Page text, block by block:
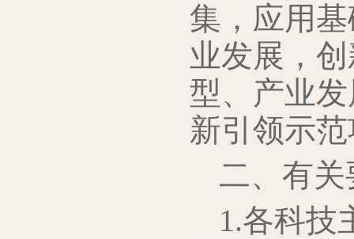
集，应用
业发展，
型、产业
新引领示
二、有关
1.各科技